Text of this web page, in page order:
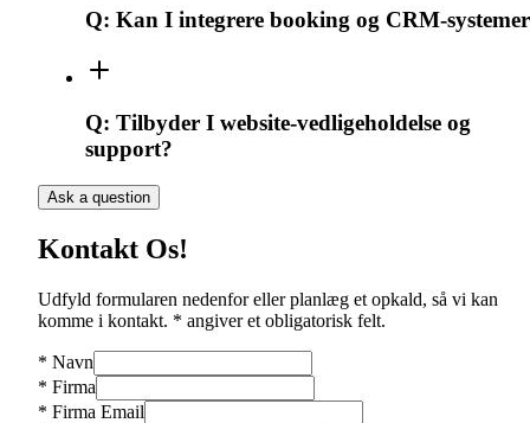
Q: Kan I integrere booking og CRM-
Q: Tilbyder I website-vedligeholdelse og
support?
Ask a question
Kontakt Os!
Udfyld formularen nedenfor eller planlæg et opkald, så vi kan
komme i kontakt. * angiver et obligatorisk felt.
* Navn
* Firma
* Firma Email